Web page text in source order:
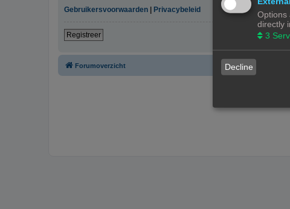
Gebruikersvoorwaarden | Privacybeleid
Registreer
Forumoverzicht
Options
directly
3
Decline